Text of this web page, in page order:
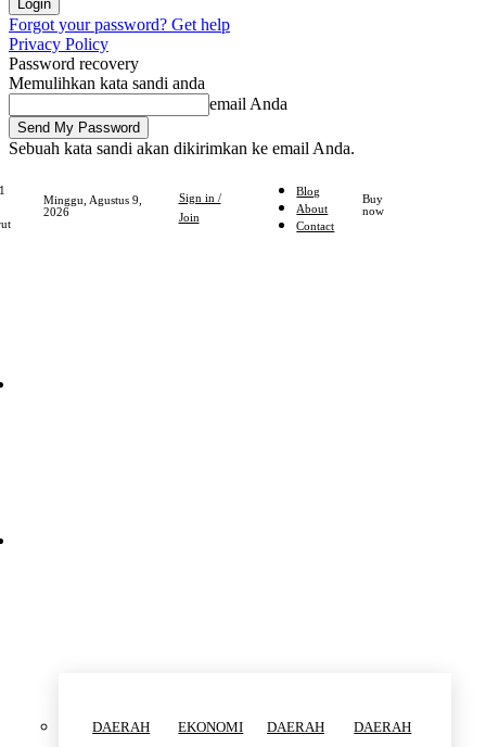
Forgot your password? Get help
Privacy Policy
Password recovery
Memulihkan kata sandi anda
email Anda
Sebuah kata sandi akan dikirimkan ke email Anda.
Minggu, Agustus 9,
2026
Sign in /
Join
Blog
About
Contact
Buy
now
DAERAH EKONOMI DAERAH DAERAH